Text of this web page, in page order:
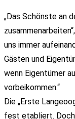
„Das Schönste an
uns immer
Gästen und
wenn Eigentümer
vorbeikommen.“
Die „Erste
fest etabliert. Doch